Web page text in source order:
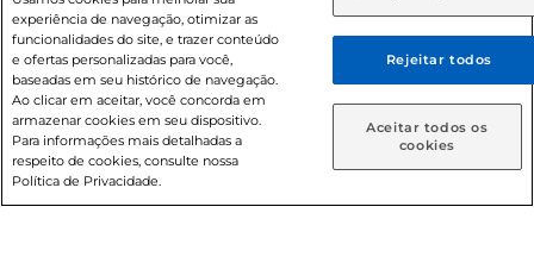
Ou
Caso queira comprar online, informe como deseja receber
suas compras:
Entrega em casa Retire em Loja
Condições gerais: Em caso de divergência de valores, o
valor válido é o do carrinho de compras. Fotos ilustrativas.
Compras sujeitas a confirmação de estoque. Compras
podem ser canceladas em caso de suspeita de fraude. A fim
de garantir o acesso de um maior número de clientes as
nossas promoções, a compra de produtos com preços
promocionais poderá ter sua quantidade limitada por
cliente. Os preços, ofertas e condições são exclusivos para
o e-commerce e válidos durante o dia de hoje, podendo
experiência de navegação, otimizar as
funcionalidades do site, e trazer conteúdo
e ofertas personalizadas para você,
baseadas em seu histórico de navegação.
Ao clicar em aceitar, você concorda em
armazenar cookies em seu dispositivo.
Para informações mais detalhadas a
respeito de cookies, consulte nossa
Política de Privacidade.
Rejeitar todos
Aceitar todos os
cookies